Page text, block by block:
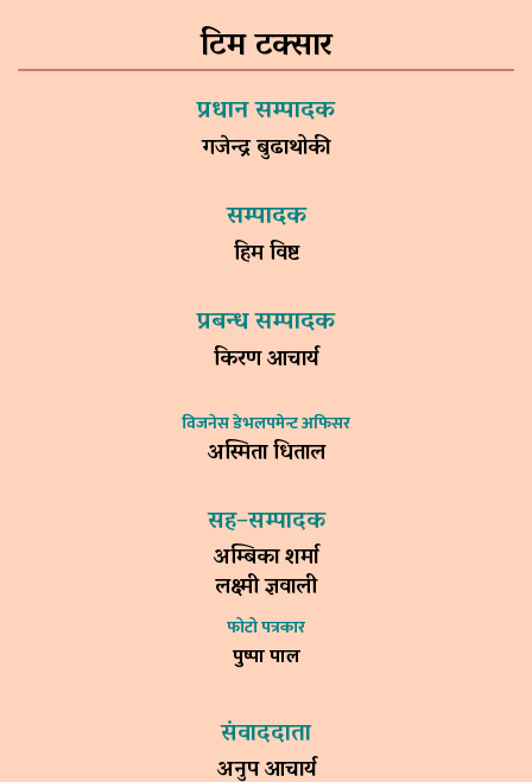
टिम टक्सार
प्रधान सम्पादक
गजेन्द्र बुढाथोकी
सम्पादक
हिम विष्ट
प्रबन्ध सम्पादक
किरण आचार्य
विजनेस डेभलपमेन्ट अफिसर
अस्मिता धिताल
सह–सम्पादक
अम्बिका शर्मा
लक्ष्मी ज्ञवाली
फोटो पत्रकार
पुष्पा पाल
संवाददाता
अनुप आचार्य